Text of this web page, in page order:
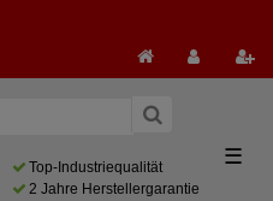
Top-Industriequalität
2 Jahre Herstellergarantie
☰